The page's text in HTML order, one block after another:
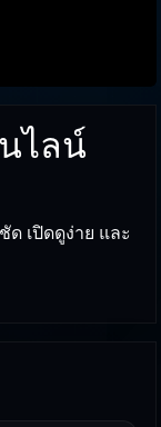
ไลน์
เปิดดูง่าย และ